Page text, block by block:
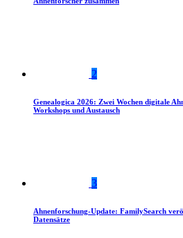
2
Genealogica 2026: Zwei Wochen digitale
Workshops und Austausch
3
Ahnenforschung-Update: FamilySearch
Datensätze